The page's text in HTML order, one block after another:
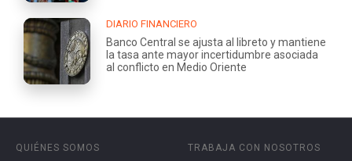
DIARIO FINANCIERO
Banco Central se ajusta al libreto y mantiene
la tasa ante mayor incertidumbre asociada
al conflicto en Medio Oriente
QUIÉNES SOMOS
TRABAJA CON NOSOTROS